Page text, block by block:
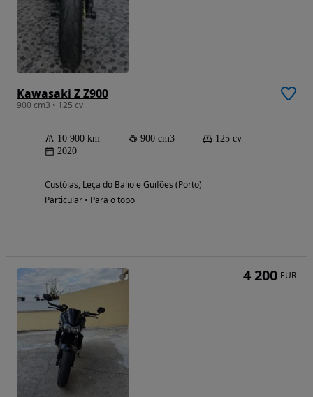
Kawasaki Z Z900
900 cm3 • 125 cv
10 900 km 900 cm3
125 cv
2020
Custóias, Leça do Balio e Guifões (Porto)
Particular • Para o topo
4 200 EUR